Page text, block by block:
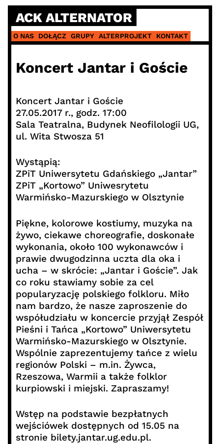
Skip
content
ACK ALTERNATOR
O NAS DOŁĄCZ GRUPY ALTERPROJEKT KONTAKT
Koncert Jantar i Goście
Koncert Jantar i Goście
27.05.2017 r., godz. 17:00
Sala Teatralna, Budynek Neofilologii UG,
ul. Wita Stwosza 51
Wystąpią:
ZPiT Uniwersytetu Gdańskiego „Jantar”
ZPiT „Kortowo” Uniwesrytetu
Warmińsko-Mazurskiego w Olsztynie
Piękne, kolorowe kostiumy, muzyka na
żywo, ciekawe choreografie, doskonałe
wykonania, około 100 wykonawców i
prawie dwugodzinna uczta dla oka i
ucha – w skrócie: „Jantar i Goście”. Jak
co roku stawiamy sobie za cel
popularyzację polskiego folkloru. Miło
nam bardzo, że nasze zaproszenie do
współudziału w koncercie przyjął Zespół
Pieśni i Tańca „Kortowo” Uniwersytetu
Warmińsko-Mazurskiego w Olsztynie.
Wspólnie zaprezentujemy tańce z wielu
regionów Polski – m.in. Żywca,
Rzeszowa, Warmii a także folklor
kurpiowski i miejski. Zapraszamy!
Wstęp na podstawie bezpłatnych
wejściówek dostępnych od 15.05 na
stronie bilety.jantar.ug.edu.pl.